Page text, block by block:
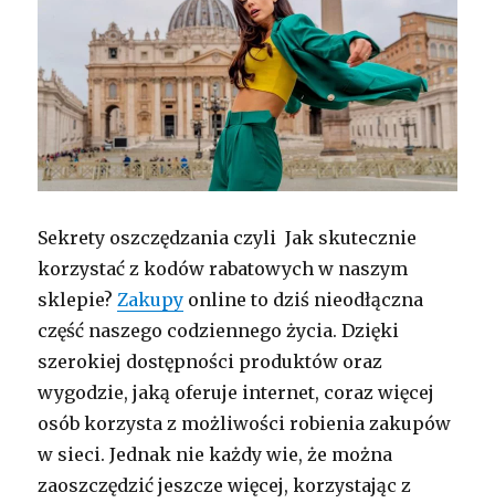
Sekrety oszczędzania czyli Jak skutecznie
korzystać z kodów rabatowych w naszym
sklepie?Zakupy online to dziś nieodłączna
część naszego codziennego życia. Dzięki
szerokiej dostępności produktów oraz
wygodzie, jaką oferuje internet, coraz więcej
osób korzysta z możliwości robienia zakupów
w sieci. Jednak nie każdy wie, że można
zaoszczędzić jeszcze więcej, korzystając z